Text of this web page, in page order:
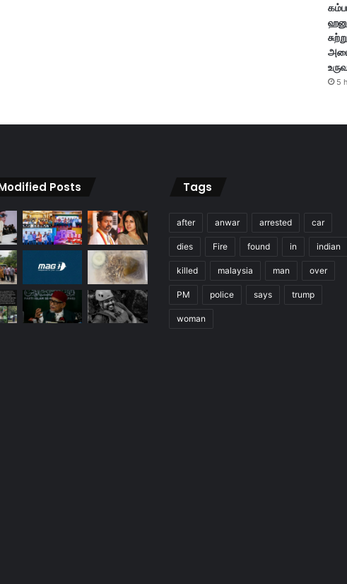
5
Posts Tags
after anwar arrested car
dies Fire found in indian
killed malaysia man over
PM police says trump
woman